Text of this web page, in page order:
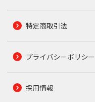
特定商取引法
プライバシーポリシー
採用情報